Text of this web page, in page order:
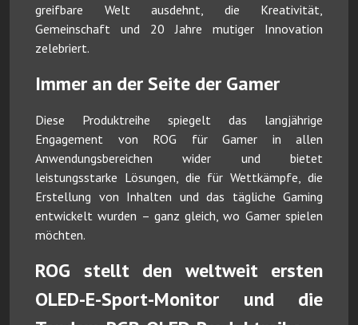
greifbare Welt ausdehnt, die Kreativität,
Gemeinschaft und 20 Jahre mutiger Innovation
zelebriert.
Immer an der Seite der Gamer
Diese Produktreihe spiegelt das langjährige
Engagement von ROG für Gamer in allen
Anwendungsbereichen wider und bietet
leistungsstarke Lösungen, die für Wettkämpfe, die
Erstellung von Inhalten und das tägliche Gaming
entwickelt wurden – ganz gleich, wo Gamer spielen
möchten.
ROG stellt den weltweit ersten
OLED-E-Sport-Monitor und die